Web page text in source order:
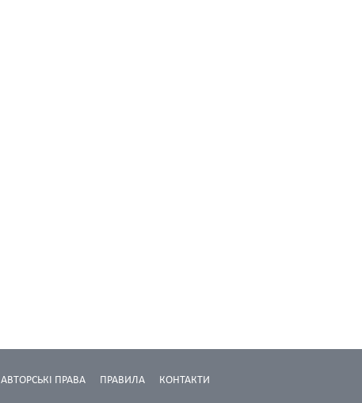
КОНТАКТИ
ПРАВИЛА
АВТОРСЬКІ ПРАВА